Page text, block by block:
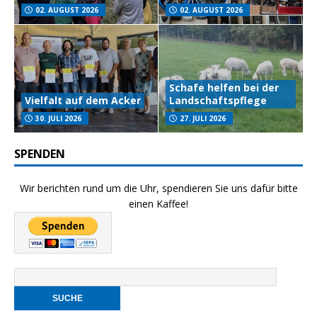
02. AUGUST 2026 02. AUGUST 2026
Vielfalt auf dem Acker
30. JULI 2026
Schafe helfen bei der
Landschaftspflege
27. JULI 2026
SPENDEN
Wir berichten rund um die Uhr, spendieren Sie uns dafür bitte
einen Kaffee!